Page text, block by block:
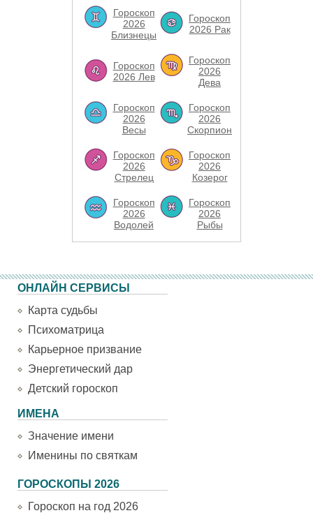
Гороскоп
2026
Близнецы
Гороскоп
2026 Рак
Гороскоп
2026 Лев
Гороскоп
2026
Дева
Гороскоп
2026
Весы
Гороскоп
2026
Скорпион
Гороскоп
2026
Стрелец
Гороскоп
2026
Козерог
Гороскоп
2026
Водолей
Гороскоп
2026
Рыбы
ОНЛАЙН СЕРВИСЫ
Карта судьбы
Психоматрица
Карьерное призвание
Энергетический дар
Детский гороскоп
ИМЕНА
Значение имени
Именины по святкам
ГОРОСКОПЫ 2026
Гороскоп на год 2026